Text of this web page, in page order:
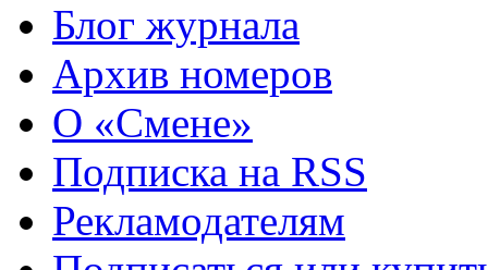
Блог журнала
Архив номеров
О «Смене»
Подписка на RSS
Рекламодателям